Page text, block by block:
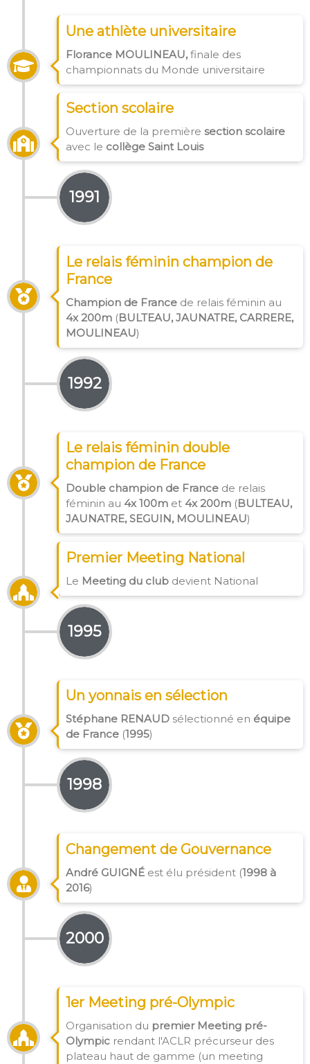
Une athlète universitaire
Florance MOULINEAU, finale des
championnats du Monde universitaire
Section scolaire
Ouverture de la premièresection scolaire
avec le collège Saint Louis
1991
Le relais féminin champion de
France
Champion de France de relais féminin au
4x 200m (BULTEAU, JAUNATRE, CARRERE,
MOULINEAU)
1992
Le relais féminin double
champion de France
Double champion de France de relais
féminin au 4x 100m et 4x 200m (BULTEAU,
JAUNATRE, SEGUIN, MOULINEAU)
Premier Meeting National
Le Meeting du club devient National
1995
Un yonnais en sélection
Stéphane RENAUD sélectionné en équipe
de France (1995)
1998
Changement de Gouvernance
André GUIGNÉ est élu président (1998 à
2016)
2000
1er Meeting pré-Olympic
Organisation du premier Meeting pré-
Olympic rendant l'ACLR précurseur des
plateau haut de gamme (un meeting